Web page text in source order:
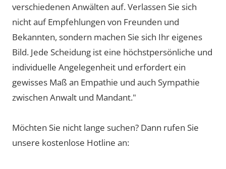
verschiedenen Anwälten auf. Verlassen Sie sich
nicht auf Empfehlungen von Freunden und
Bekannten, sondern machen Sie sich Ihr eigenes
Bild. Jede Scheidung ist eine höchstpersönliche und
individuelle Angelegenheit und erfordert ein
gewisses Maß an Empathie und auch Sympathie
zwischen Anwalt und Mandant."
Möchten Sie nicht lange suchen? Dann rufen Sie
unsere kostenlose Hotline an: